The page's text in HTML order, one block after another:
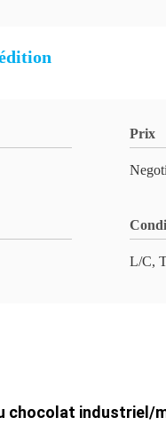
Prix
L/C,
chocolat industriel/